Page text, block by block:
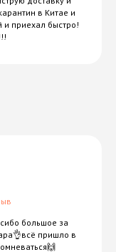
в Китае и
и приехал быстро!
большое за
пришло в